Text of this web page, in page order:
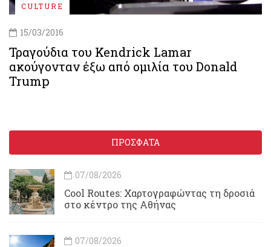
CULTURE
15/03/2016
Τραγούδια του Kendrick Lamar
ακούγονταν έξω από ομιλία του Donald
Trump
ΠΡΟΣΦΑΤΑ
07/08/2026
Cool Routes: Χαρτογραφώντας τη δροσιά
στο κέντρο της Αθήνας
07/08/2026